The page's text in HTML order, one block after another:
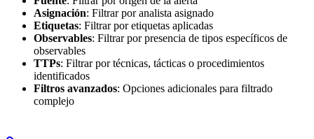
Asignación: Filtrar por analista asignado
Etiquetas: Filtrar por etiquetas aplicadas
Observables: Filtrar por presencia de tipos específicos de
observables
TTPs: Filtrar por técnicas, tácticas o procedimientos
identificados
Filtros avanzados: Opciones adicionales para filtrado
complejo